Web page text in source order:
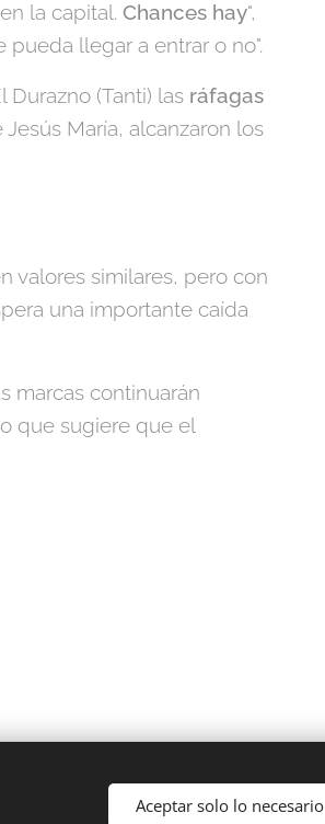
la capital. Chances hay",
pueda llegar a entrar o no".
(Tanti) las ráfagas
María, alcanzaron los
valores similares, pero con
una importante caída
marcas continuarán
que sugiere que el
Aceptar solo lo necesario